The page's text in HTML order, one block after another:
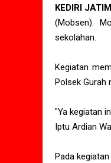
KEDIRI
(Mobsen).
sekolahan.
Kegiatan
Polsek Gurah
"Ya kegiatan
Iptu Ardian
Pada